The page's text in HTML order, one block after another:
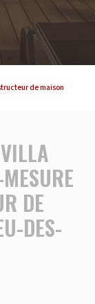
de maison
DE
DES-